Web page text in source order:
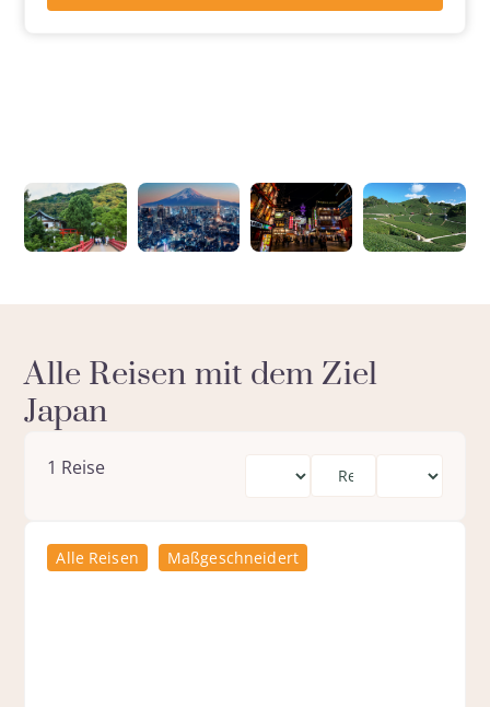
Alle Reisen mit dem Ziel
Japan
1 Reise
Alle Reisen Maßgeschneidert